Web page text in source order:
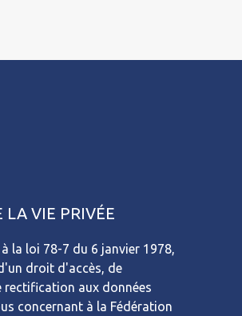
LA VIE PRIVÉE
la loi 78-7 du 6 janvier 1978,
droit d'accès, de
rectification aux données
concernant à la Fédération